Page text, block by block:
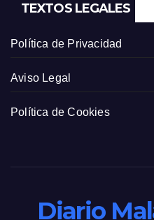
TEXTOS LEGALES
Política de Privacidad
Aviso Legal
Política de Cookies
Diario